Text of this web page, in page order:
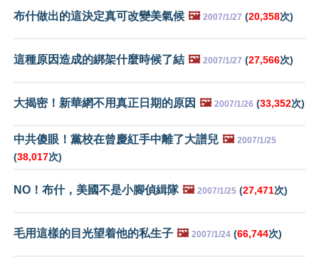
布什做出的這決定真可改變美氣候 🖼️ 2007/1/27 (20,358次)
這種原因造成的綁架什麼時候了結 🖼️ 2007/1/27 (27,566次)
大揭密！新華網不用真正日期的原因 🖼️ 2007/1/26 (33,352次)
中共傻眼！黨校在曾慶紅手中離了大譜兒 🖼️ 2007/1/25
(38,017次)
NO！布什，美國不是小腳偵緝隊 🖼️ 2007/1/25 (27,471次)
毛用這樣的目光望着他的私生子 🖼️ 2007/1/24 (66,744次)